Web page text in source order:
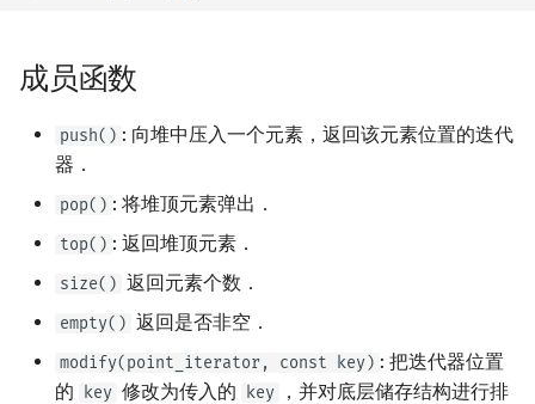
成员函数
push() : 向堆中压入一个元素，返回该元素位置的迭代
器．
pop() : 将堆顶元素弹出．
top() : 返回堆顶元素．
size() 返回元素个数．
empty() 返回是否非空．
modify(point_iterator, const key) : 把迭代器位置
的
key 修改为传入的 key
，并对底层储存结构进行排